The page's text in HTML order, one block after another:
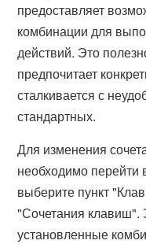
предоставляет
комбинации для
действий. Это
предпочитает
сталкивается с
стандартных.
Для изменения
необходимо перейти
выберите пункт
"Сочетания клавиш".
установленные